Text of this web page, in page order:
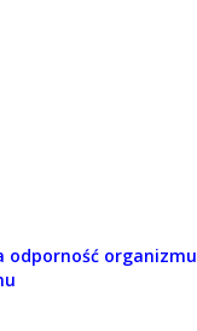
odporność organizmu